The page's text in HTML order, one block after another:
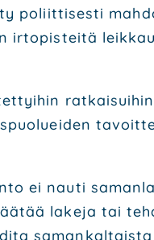
poliit­ti­ses­ti
irto­pis­tei­tä
ei nau­ti
lake­ja tai